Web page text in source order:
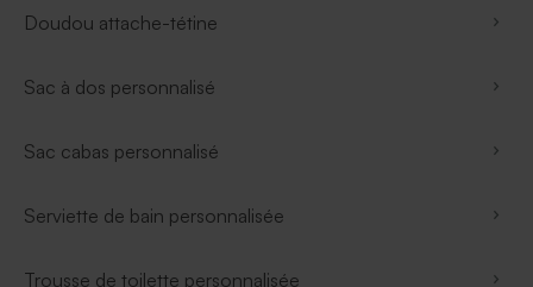
Doudou attache-tétine
Sac à dos personnalisé
Sac cabas personnalisé
Serviette de bain personnalisée
Trousse de toilette personnalisée